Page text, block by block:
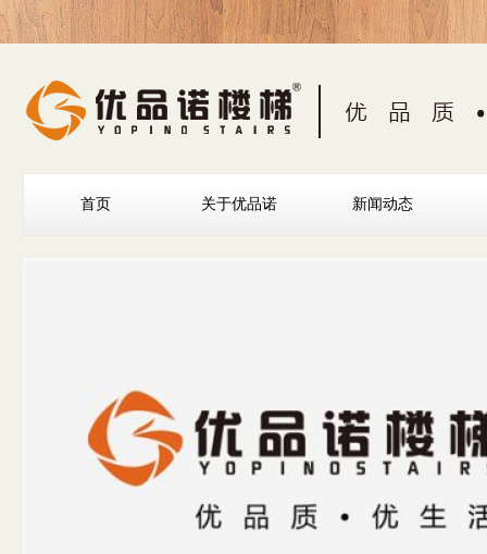
首页 关于优品诺 新闻动态